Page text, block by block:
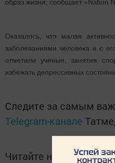
образ жизни, сообщает «Nation
Оказалось, что малая
заболеваниями человека и с
отметили ученые, занятия
избежать депрессивных
Следите за самым
Telegram-канале
Читайте новости